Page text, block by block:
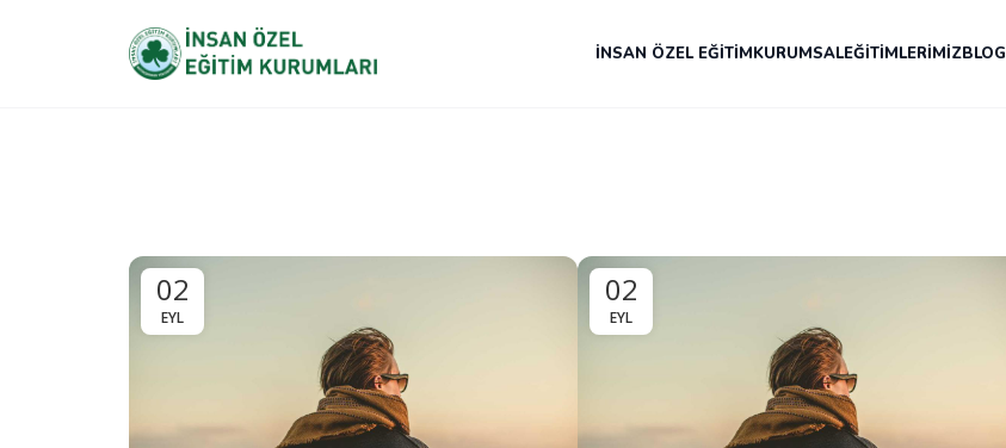
İNSAN ÖZEL EĞITIMKURUMSALEĞITIMLERIMIZBLOG
02
EYL
02
EYL